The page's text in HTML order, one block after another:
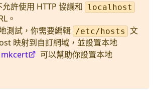
許使用 HTTP 協議和 localhost
。
測試，你需要編輯 /etc/hosts 文
映射到自訂網域，並設置本地
mkcert
可以幫助你設置本地